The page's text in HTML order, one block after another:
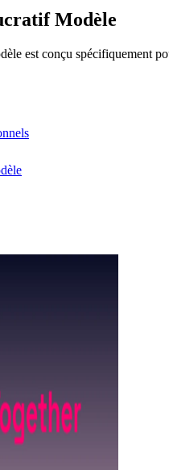
Modèle
est conçu spécifiquement